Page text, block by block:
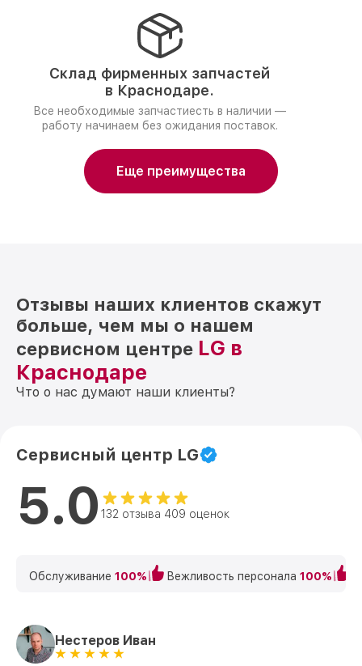
Склад фирменных запчастей
в Краснодаре.
Все необходимые запчастиесть в наличии —
работу начинаем без ожидания поставок.
Еще преимущества
Отзывы наших клиентов скажут
больше, чем мы о нашем
сервисном центре LG в
Краснодаре
Что о нас думают наши клиенты?
Сервисный центр LG
5.0 132 отзыва 409 оценок
Обслуживание 100% Вежливость персонала 100%
Нестеров Иван